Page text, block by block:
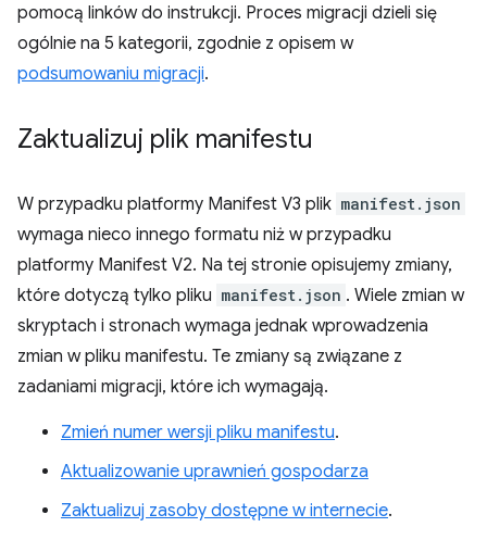
pomocą linków do instrukcji. Proces migracji dzieli się
ogólnie na 5 kategorii, zgodnie z opisem w
podsumowaniu migracji.
Zaktualizuj plik manifestu
W przypadku platformy Manifest V3 plik manifest.json
wymaga nieco innego formatu niż w przypadku
platformy Manifest V2. Na tej stronie opisujemy zmiany,
które dotyczą tylko pliku manifest.json . Wiele zmian w
skryptach i stronach wymaga jednak wprowadzenia
zmian w pliku manifestu. Te zmiany są związane z
zadaniami migracji, które ich wymagają.
Zmień numer wersji pliku manifestu.
Aktualizowanie uprawnień gospodarza
Zaktualizuj zasoby dostępne w internecie.